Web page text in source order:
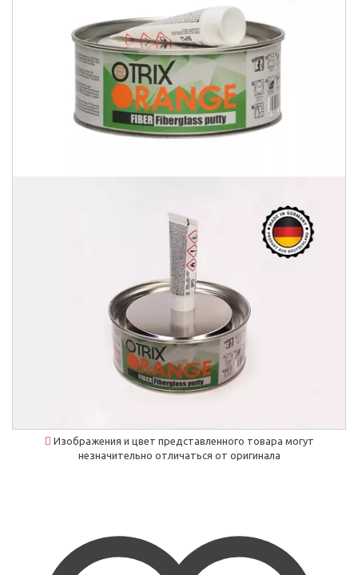
Изображения и цвет представленного товара могут
незначительно отличаться от оригинала